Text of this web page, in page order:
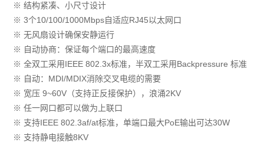
※ 结构紧凑、小尺寸设计
※ 3个10/100/1000Mbps自适应RJ45以太网口
※ 无风扇设计确保安静运行
※ 自动协商：保证每个端口的最高速度
※ 全双工采用IEEE 802.3x标准，半双工采用Backpressure 标准
※ 自动：MDI/MDIX消除交叉电缆的需要
※ 宽压 9~60V（支持正反接保护），浪涌2KV
※ 任一网口都可以做为上联口
※ ⽀持IEEE 802.3af/at标准，单端⼝最⼤PoE输出可达30W
※ 支持静电接触8KV